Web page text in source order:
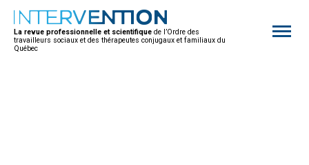
La revue professionnelle et scientifique de l’Ordre des
travailleurs sociaux et des thérapeutes conjugaux et familiaux du
Québec
site